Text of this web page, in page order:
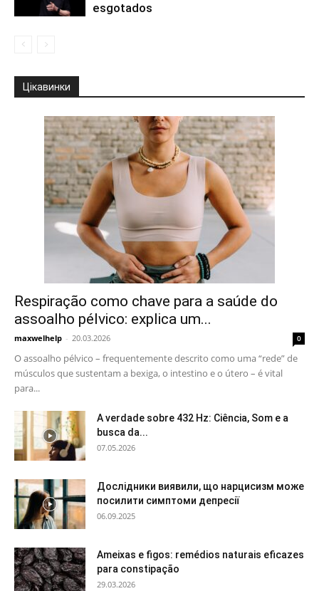
esgotados
Цікавинки
Respiração como chave para a saúde do
assoalho pélvico: explica um...
maxwelhelp - 20.03.2026 0
O assoalho pélvico – frequentemente descrito como uma “rede” de
músculos que sustentam a bexiga, o intestino e o útero – é vital
para...
A verdade sobre 432 Hz: Ciência, Som e a
busca da...
07.05.2026
Дослідники виявили, що нарцисизм може
посилити симптоми депресії
06.09.2025
Ameixas e figos: remédios naturais eficazes
para constipação
29.03.2026